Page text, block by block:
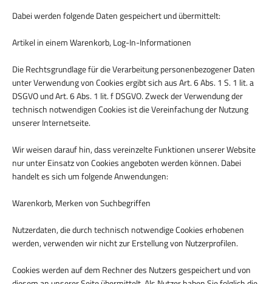
Dabei werden folgende Daten gespeichert und übermittelt:
Artikel in einem Warenkorb, Log-In-Informationen
Die Rechtsgrundlage für die Verarbeitung personenbezogener Daten
unter Verwendung von Cookies ergibt sich aus Art. 6 Abs. 1 S. 1 lit. a
DSGVO und Art. 6 Abs. 1 lit. f DSGVO. Zweck der Verwendung der
technisch notwendigen Cookies ist die Vereinfachung der Nutzung
unserer Internetseite.
Wir weisen darauf hin, dass vereinzelte Funktionen unserer Website
nur unter Einsatz von Cookies angeboten werden können. Dabei
handelt es sich um folgende Anwendungen:
Warenkorb, Merken von Suchbegriffen
Nutzerdaten, die durch technisch notwendige Cookies erhobenen
werden, verwenden wir nicht zur Erstellung von Nutzerprofilen.
Cookies werden auf dem Rechner des Nutzers gespeichert und von